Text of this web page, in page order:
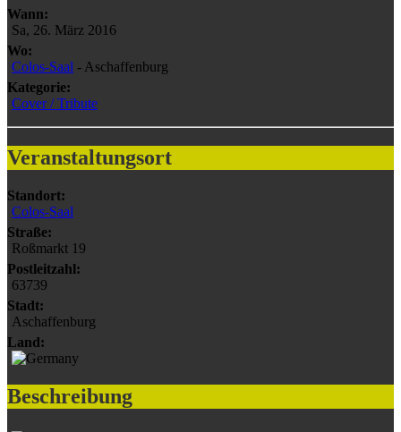
Wann:
Sa, 26. März 2016
Wo:
Colos-Saal - Aschaffenburg
Kategorie:
Cover / Tribute
Veranstaltungsort
Standort:
Colos-Saal
Straße:
Roßmarkt 19
Postleitzahl:
63739
Stadt:
Aschaffenburg
Land:
Beschreibung